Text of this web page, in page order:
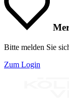
Bitte melden Sie
Zum Login